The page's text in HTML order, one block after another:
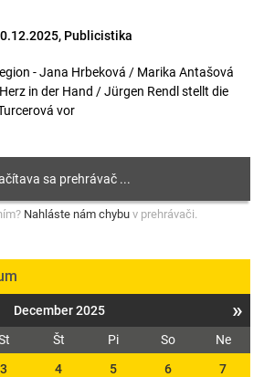
Publicistika
- Jana Hrbeková / Marika Antašová
in der Hand / Jürgen Rendl stellt die
vor
Nahláste nám chybu v prehrávači.
December 2025 »
Št Pi So
Ne
3 4 5 6 7